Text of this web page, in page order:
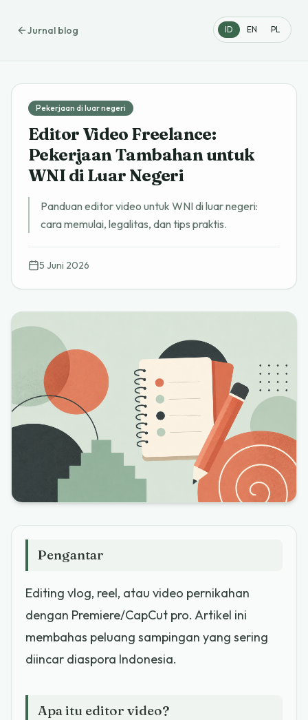
ID EN PL
Jurnal blog
Pekerjaan di luar negeri
Editor Video Freelance:
Pekerjaan Tambahan untuk
WNI di Luar Negeri
Panduan editor video untuk WNI di luar negeri:
cara memulai, legalitas, dan tips praktis.
5 Juni 2026
Pengantar
Editing vlog, reel, atau video pernikahan
dengan Premiere/CapCut pro. Artikel ini
membahas peluang sampingan yang sering
diincar diaspora Indonesia.
Apa itu editor video?